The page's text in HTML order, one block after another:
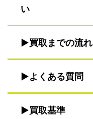
い
買取までの流れ
よくある質問
買取基準